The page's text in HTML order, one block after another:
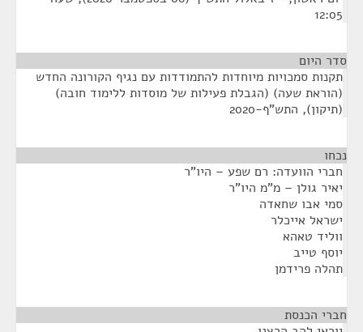
12:05
סדר היום
תקנות סמכויות מיוחדות להתמודדות עם נגיף הקורונה החדש
(הוראת שעה) (הגבלת פעילות של מוסדות ללימוד חובה)
(תיקון), התש"ף-2020
נכחו
חברי הוועדה: רם שפע – היו"ר
יאיר גולן – מ"מ היו"ר
סמי אבו שחאדה
ישראל אייכלר
ווליד טאהא
יוסף טייב
תהלה פרידמן
חברי הכנסת